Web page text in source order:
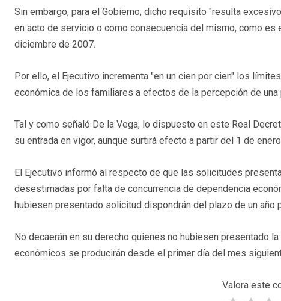
Sin embargo, para el Gobierno, dicho requisito "resulta
en acto de servicio o como consecuencia del mismo, como
diciembre de 2007.
Por ello, el Ejecutivo incrementa "en un cien por cien" los
económica de los familiares a efectos de la percepción de
Tal y como señaló De la Vega, lo dispuesto en este Real
su entrada en vigor, aunque surtirá efecto a partir del 1 de
El Ejecutivo informó al respecto de que las solicitudes
desestimadas por falta de concurrencia de dependencia
hubiesen presentado solicitud dispondrán del plazo de un año
No decaerán en su derecho quienes no hubiesen presentado
económicos se producirán desde el primer día del mes
Valora este